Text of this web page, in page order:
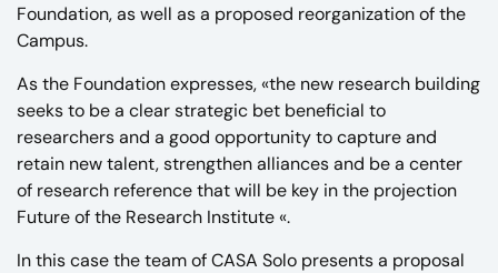
Foundation, as well as a proposed reorganization of the
Campus.
As the Foundation expresses, «the new research building
seeks to be a clear strategic bet beneficial to
researchers and a good opportunity to capture and
retain new talent, strengthen alliances and be a center
of research reference that will be key in the projection
Future of the Research Institute «.
In this case the team of CASA Solo presents a proposal